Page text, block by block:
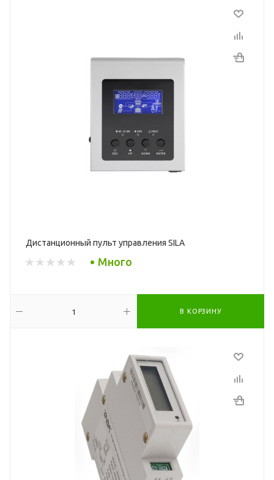
Дистанционный пульт управления SILA
Много
В КОРЗИНУ